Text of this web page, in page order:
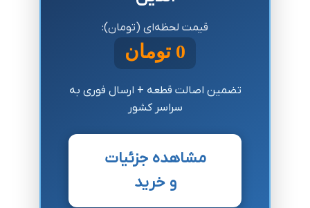
قیمت لحظه‌ای (تومان):
0 تومان
تضمین اصالت قطعه + ارسال فوری به
سراسر کشور
مشاهده جزئیات
و خرید